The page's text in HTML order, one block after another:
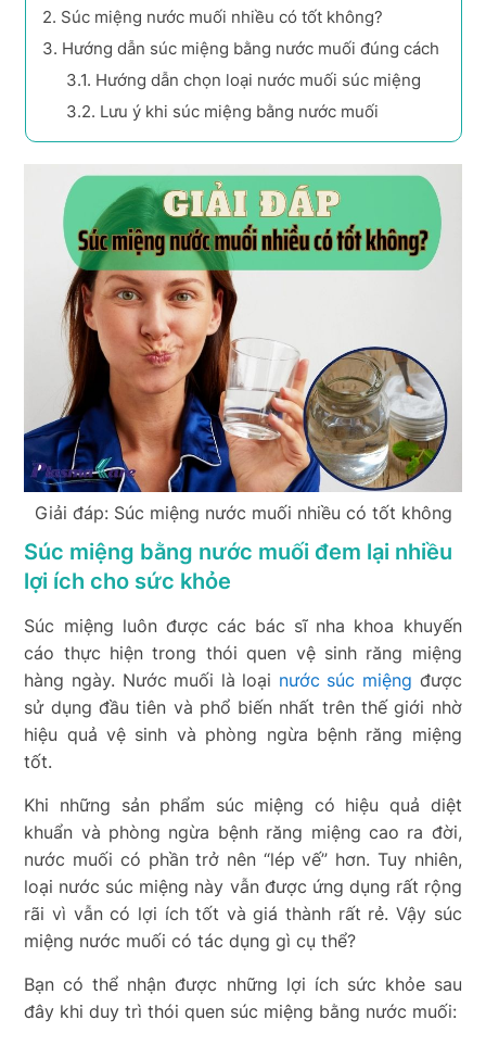
2. Súc miệng nước muối nhiều có tốt không?
3. Hướng dẫn súc miệng bằng nước muối đúng cách
3.1. Hướng dẫn chọn loại nước muối súc miệng
3.2. Lưu ý khi súc miệng bằng nước muối
Giải đáp: Súc miệng nước muối nhiều có tốt không
Súc miệng bằng nước muối đem lại nhiều
lợi ích cho sức khỏe
Súc miệng luôn được các bác sĩ nha khoa khuyến
cáo thực hiện trong thói quen vệ sinh răng miệng
hàng ngày. Nước muối là loại nước súc miệng được
sử dụng đầu tiên và phổ biến nhất trên thế giới nhờ
hiệu quả vệ sinh và phòng ngừa bệnh răng miệng
tốt.
Khi những sản phẩm súc miệng có hiệu quả diệt
khuẩn và phòng ngừa bệnh răng miệng cao ra đời,
nước muối có phần trở nên “lép vế” hơn. Tuy nhiên,
loại nước súc miệng này vẫn được ứng dụng rất rộng
rãi vì vẫn có lợi ích tốt và giá thành rất rẻ. Vậy súc
miệng nước muối có tác dụng gì cụ thể?
Bạn có thể nhận được những lợi ích sức khỏe sau
đây khi duy trì thói quen súc miệng bằng nước muối: